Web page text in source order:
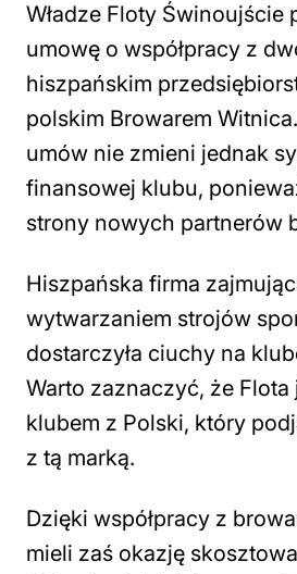
Władze Floty Świnoujście
umowę o współpracy z
hiszpańskim
polskim Browarem
umów nie zmieni jednak
finansowej klubu,
strony nowych partnerów
Hiszpańska firma
wytwarzaniem strojów
dostarczyła ciuchy na
Warto zaznaczyć, że
klubem z Polski, który
z tą marką.
Dzięki współpracy z
mieli zaś okazję